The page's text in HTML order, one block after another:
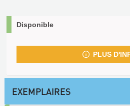
Disponible
PLUS
EXEMPLAIRES